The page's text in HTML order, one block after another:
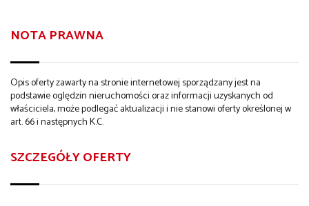
NOTA PRAWNA
Opis oferty zawarty na stronie internetowej sporządzany jest na
podstawie oględzin nieruchomości oraz informacji uzyskanych od
właściciela, może podlegać aktualizacji i nie stanowi oferty określonej w
art. 66 i następnych K.C.
SZCZEGÓŁY OFERTY